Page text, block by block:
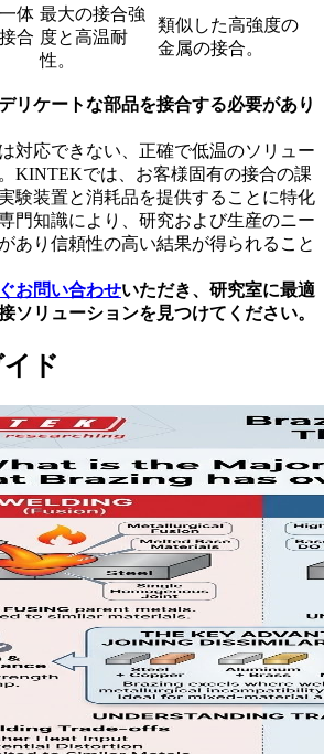
体
合
最大の接合強
度と高温耐
性。
類似した高強度の
金属の接合。
リケートな部品を接合する必要があり
対応できない、正確で低温のソリュー
KINTEKでは、お客様固有の接合の課
験装置と消耗品を提供することに特化
門知識により、研究および生産のニー
あり信頼性の高い結果が得られること
お問い合わせいただき、研究室に最適
ソリューションを見つけてください。
ド